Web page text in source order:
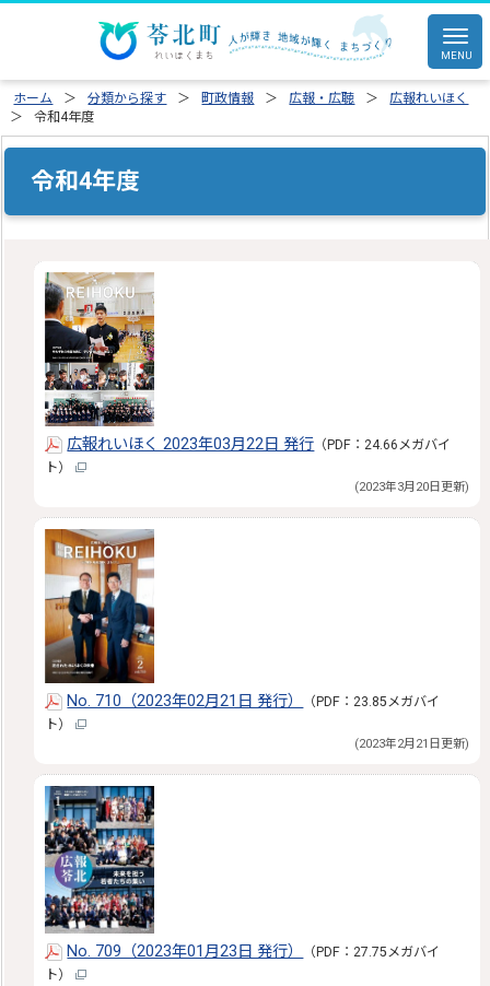
ホーム 分類から探す 町政情報 広報・広聴
広報れいほく
令和4年度
令和4年度
広報れいほく 2023年03月22日 発行 （PDF：24.66メガバイ
ト）
(2023年3月20日更新)
No. 710（2023年02月21日 発行）
（PDF：23.85メガバイ
ト）
(2023年2月21日更新)
No. 709（2023年01月23日 発行）
（PDF：27.75メガバイ
ト）